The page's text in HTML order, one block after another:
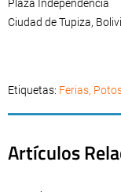
Plaza Independencia
Ciudad de Tupiza,
Etiquetas: Ferias,
Artículos